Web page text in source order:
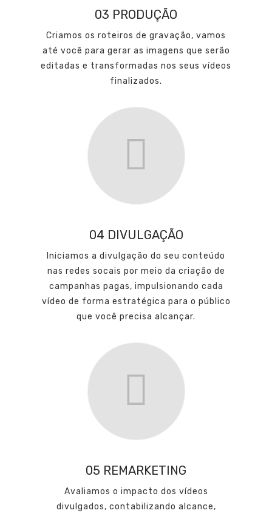
03 PRODUÇÃO
Criamos os roteiros de gravação, vamos
até você para gerar as imagens que serão
editadas e transformadas nos seus vídeos
finalizados.
04 DIVULGAÇÃO
Iniciamos a divulgação do seu conteúdo
nas redes socais por meio da criação de
campanhas pagas, impulsionando cada
vídeo de forma estratégica para o público
que você precisa alcançar.
05 REMARKETING
Avaliamos o impacto dos vídeos
divulgados, contabilizando alcance,